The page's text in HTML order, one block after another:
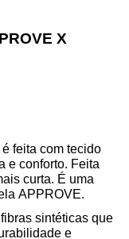
X
é feita com tecido
e conforto. Feita
curta. É uma
APPROVE.
sintéticas que
e